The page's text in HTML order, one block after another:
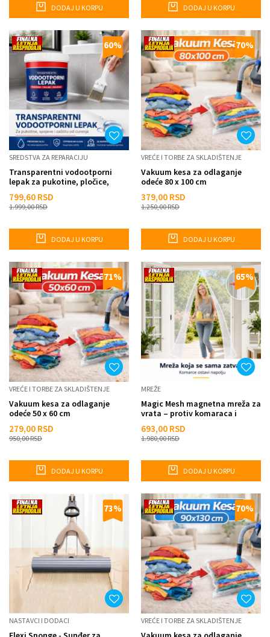
DODAJ U KORPU DODAJ U KORPU
60%
SREDSTVA ZA REPARACIJU
Transparentni vodootporni
lepak za pukotine, pločice,
799,60 RSD
1.999,00RSD
DODAJ U KORPU
70%
VREĆE I TORBE ZA SKLADIŠTENJE
Vakuum kesa za odlaganje
odeće 80 x 100 cm
379,00 RSD
1.250,00RSD
DODAJ U KORPU
71%
VREĆE I TORBE ZA SKLADIŠTENJE
Vakuum kesa za odlaganje
odeće 50 x 60 cm
279,00 RSD
950,00RSD
DODAJ U KORPU
65%
MREŽE
Magic Mesh magnetna mreža za
vrata – protiv komaraca i
693,00 RSD
1.980,00RSD
DODAJ U KORPU
73%
NASTAVCI I DODACI
70%
VREĆE I TORBE ZA SKLADIŠTENJE